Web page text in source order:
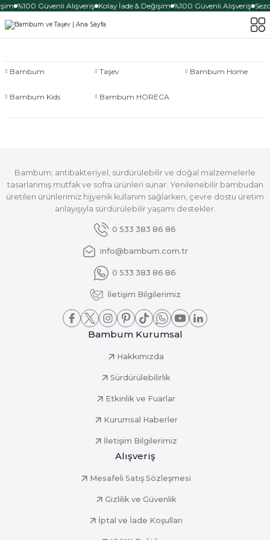
%100 Güvenli Alışveriş Kolay İade & Değişim %100 Güvenli Alışveriş
Bambum Taşev Bambum Home
Bambum Kids Bambum HORECA
Bambum; antibakteriyel, sürdürülebilir ve doğal malzemelerle
tasarlanmış mutfak ve sofra ürünleri sunar. Yenilenebilir bambudan
üretilen ürünlerimiz hijyenik kullanım sağlarken, çevre dostu üretim
anlayışıyla sürdürülebilir yaşamı destekler.
0 533 383 86 86
info@bambum.com.tr
0 533 383 86 86
İletişim Bilgilerimiz
Bambum Kurumsal
Hakkımızda
Sürdürülebilirlik
Etkinlik ve Fuarlar
Kurumsal Haberler
İletişim Bilgilerimiz
Alışveriş
Mesafeli Satış Sözleşmesi
Gizlilik ve Güvenlik
İptal ve İade Koşulları